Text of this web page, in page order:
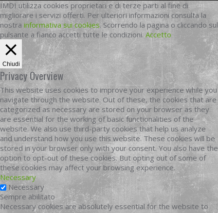
IMDI utilizza cookies proprietari e di terze parti al fine di
migliorare i servizi offerti. Per ulteriori informazioni consulta la
nostra informativa sui cookies. Scorrendo la pagina o cliccando sul
pulsante a fianco accetti tutte le condizioni.Accetto
Chiudi
Privacy Overview
This website uses cookies to improve your experience while you
navigate through the website. Out of these, the cookies that are
categorized as necessary are stored on your browser as they
are essential for the working of basic functionalities of the
website. We also use third-party cookies that help us analyze
and understand how you use this website. These cookies will be
stored in your browser only with your consent. You also have the
option to opt-out of these cookies. But opting out of some of
these cookies may affect your browsing experience.
Necessary
Necessary
Sempre abilitato
Necessary cookies are absolutely essential for the website to